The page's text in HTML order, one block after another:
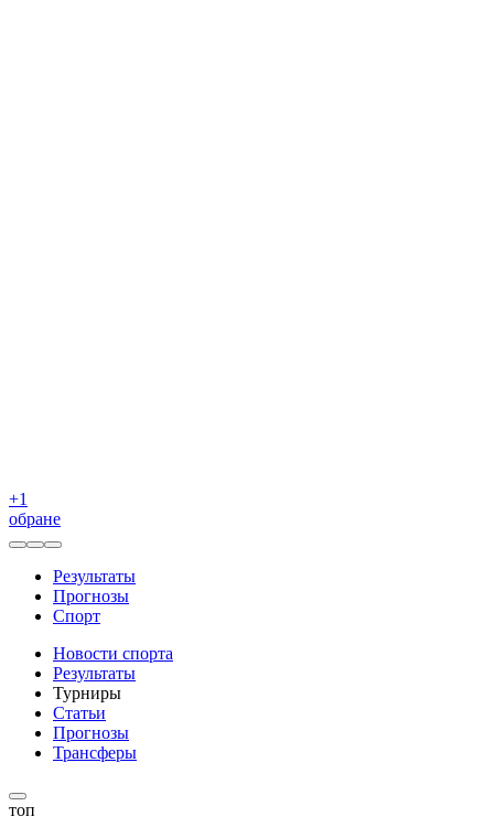
+1
обране
Результаты
Прогнозы
Спорт
Новости спорта
Результаты
Турниры
Статьи
Прогнозы
Трансферы
топ